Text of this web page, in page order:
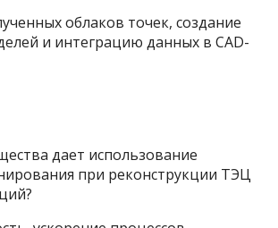
облаков точек, создание
и интеграцию данных в CAD-
дает использование
при реконструкции ТЭЦ